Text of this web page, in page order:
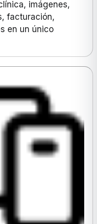
imágenes,
facturación,
en un único